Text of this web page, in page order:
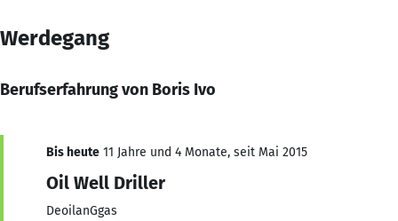
Werdegang
Berufserfahrung von Boris Ivo
Bis heute 11 Jahre und 4 Monate, seit Mai 2015
Oil Well Driller
DeoilanGgas